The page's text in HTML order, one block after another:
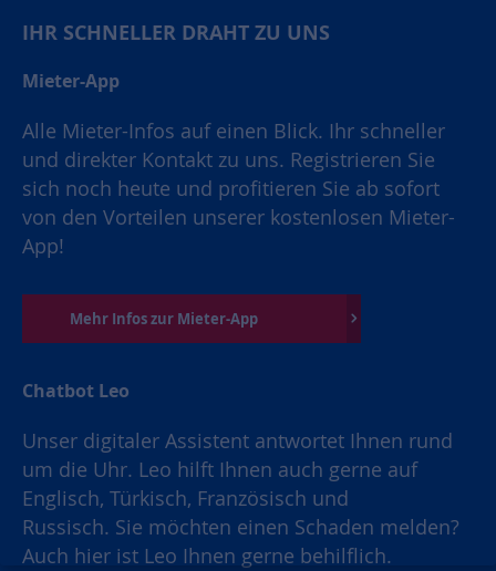
IHR SCHNELLER DRAHT ZU UNS
Mieter-App
Alle Mieter-Infos auf einen Blick. Ihr schneller
und direkter Kontakt zu uns. Registrieren Sie
sich noch heute und profitieren Sie ab sofort
von den Vorteilen unserer kostenlosen Mieter-
App!
Mehr Infos zur Mieter-App
Chatbot Leo
Unser digitaler Assistent antwortet Ihnen rund
um die Uhr. Leo hilft Ihnen auch gerne auf
Englisch, Türkisch, Französisch und
Russisch. Sie möchten einen Schaden melden?
Auch hier ist Leo Ihnen gerne behilflich.